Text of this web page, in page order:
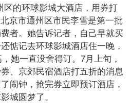
的环球影城大酒店，用券打
京市通州区市民李雪是第一批
者。她告诉记者，自己早就买
惦记去环球影城酒店住一晚，
她一直没舍得订。7月上旬，
、京郊民宿酒店打五折的消息
闹钟，抢完券立即预订酒店，
城圆梦了。